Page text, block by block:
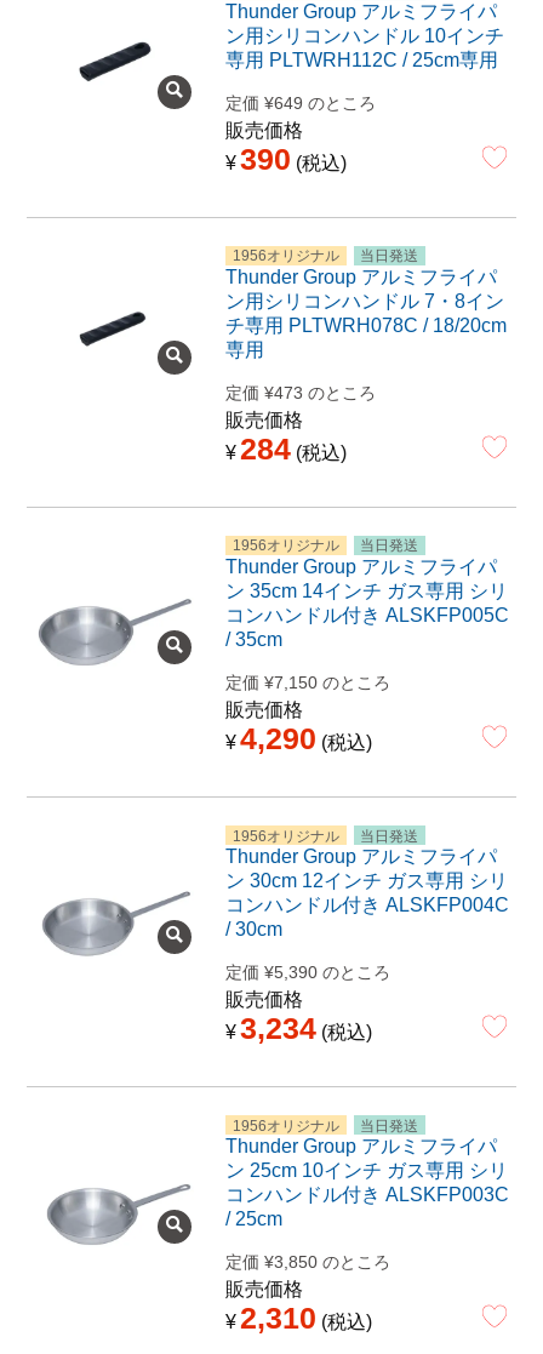
Thunder Group アルミフライパ
ン用シリコンハンドル 10インチ
専用 PLTWRH112C / 25cm専用
定価 ¥649 のところ
販売価格
¥390 税込
1956オリジナル 当日発送
Thunder Group アルミフライパ
ン用シリコンハンドル 7・8イン
チ専用 PLTWRH078C / 18/20cm
専用
定価 ¥473 のところ
販売価格
¥ 284 税込
1956オリジナル 当日発送
Thunder Group アルミフライパ
ン 35cm 14インチ ガス専用 シリ
コンハンドル付き ALSKFP005C
/ 35cm
定価 ¥7,150 のところ
販売価格
¥4,290 税込
1956オリジナル 当日発送
Thunder Group アルミフライパ
ン 30cm 12インチ ガス専用 シリ
コンハンドル付き ALSKFP004C
/ 30cm
定価 ¥5,390 のところ
販売価格
¥3,234 税込
1956オリジナル 当日発送
Thunder Group アルミフライパ
ン 25cm 10インチ ガス専用 シリ
コンハンドル付き ALSKFP003C
/ 25cm
定価 ¥3,850 のところ
販売価格
¥2,310 税込